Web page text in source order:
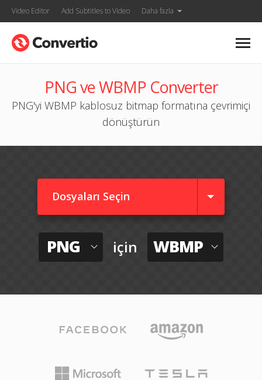
Video Editor Add Subtitles to Video Daha fazla
PNG ve WBMP Converter
PNG'yi WBMP kablosuz bitmap formatına çevrimiçi
dönüştürün
Dosyaları Seçin
PNG için WBMP